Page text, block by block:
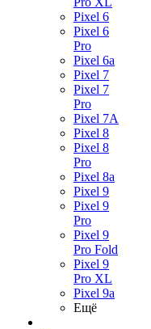
Pixel 6
Pixel 6
Pro
Pixel 6a
Pixel 7
Pixel 7
Pro
Pixel 7A
Pixel 8
Pixel 8
Pro
Pixel 8a
Pixel 9
Pixel 9
Pro
Pixel 9
Pro Fold
Pixel 9
Pro XL
Pixel 9a
Ещё